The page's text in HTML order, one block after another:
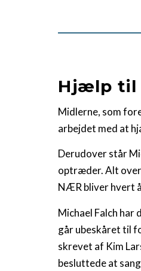
Hjælp til
Midlerne, som
arbejdet med at
Derudover står
optræder. Alt
NÆR bliver hvert
Michael Falch har
går ubeskåret til
skrevet af Kim
besluttede at